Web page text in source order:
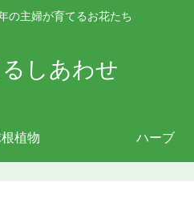
の主婦が育てるお花たち
しあわせ
植物 ハーブ